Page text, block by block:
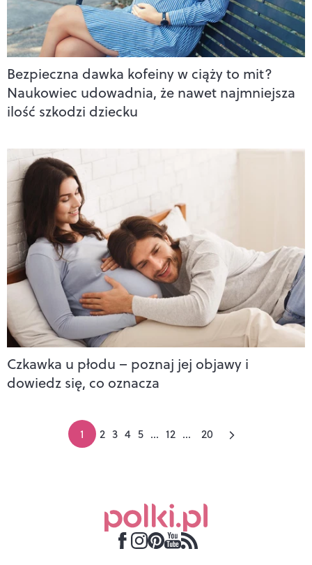
Bezpieczna dawka kofeiny w ciąży to mit?
Naukowiec udowadnia, że nawet najmniejsza
ilość szkodzi dziecku
Czkawka u płodu – poznaj jej objawy i
dowiedz się, co oznacza
1 2 3 4 5 ... 12 ... 20